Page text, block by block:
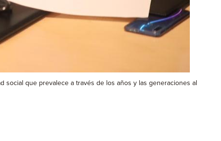
que prevalece a través de los años y las generaciones al